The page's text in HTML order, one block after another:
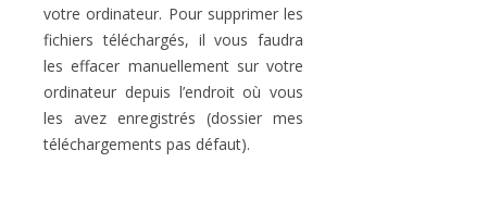
votre ordinateur. Pour supprimer les
fichiers téléchargés, il vous faudra
les effacer manuellement sur votre
ordinateur depuis l’endroit où vous
les avez enregistrés (dossier mes
téléchargements pas défaut).